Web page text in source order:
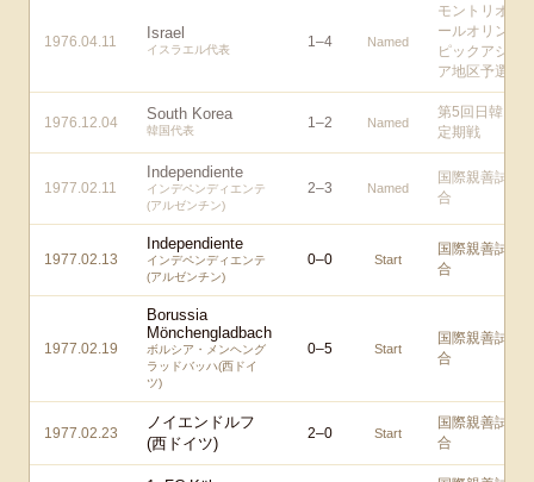
1976.04.11 Israel
イスラエル代表 1–4 Named
モントリオ
ールオリン
ピックアジ
ア地区予選
1976.12.04 South Korea
韓国代表 1–2 Named
第5回日韓
定期戦
1977.02.11
Independiente
インデペンディエンテ
(アルゼンチン)
2–3 Named
国際親善試
合
1977.02.13
Independiente
インデペンディエンテ
(アルゼンチン)
0–0 Start
国際親善試
合
1977.02.19
Borussia
Mönchengladbach
ボルシア・メンヘング
ラッドバッハ(西ドイ
ツ)
0–5 Start
国際親善試
合
1977.02.23
ノイエンドルフ
(西ドイツ)
2–0 Start
国際親善試
合